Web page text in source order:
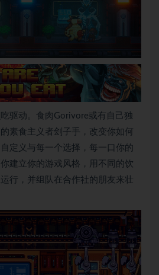
驱动。食肉Gorivore或有自己独
素食主义者刽子手，改变你如何
定义与每一个选择，每一口你的
建立你的游戏风格，用不同的饮
行，并组队在合作社的朋友来壮